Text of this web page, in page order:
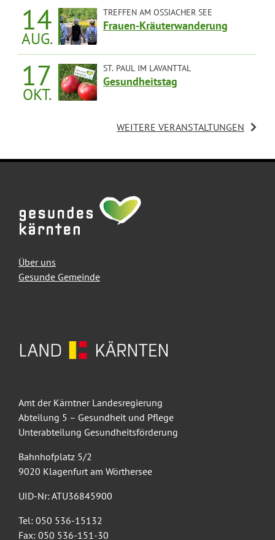
14
AUG.
TREFFEN AM OSSIACHER SEE
Frauen-Kräuterwanderung
14:00 UHR
17
OKT.
ST. PAUL IM LAVANTTAL
Gesundheitstag
WEITERE VERANSTALTUNGEN
Über uns
Gesunde Gemeinde
Amt der Kärntner Landesregierung
Abteilung 5 – Gesundheit und Pflege
Unterabteilung Gesundheitsförderung
Bahnhofplatz 5/2
9020 Klagenfurt am Wörthersee
UID-Nr: ATU36845900
Tel: 050 536-15132
Fax: 050 536-151-30